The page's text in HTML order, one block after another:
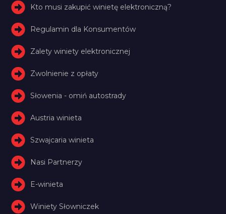
Kto musi zakupić winietę elektroniczną?
Regulamin dla Konsumentów
Zalety winiety elektronicznej
Zwolnienie z opłaty
Słowenia - omiń autostrady
Austria winieta
Szwajcaria winieta
Nasi Partnerzy
E-winieta
Winiety Słowniczek